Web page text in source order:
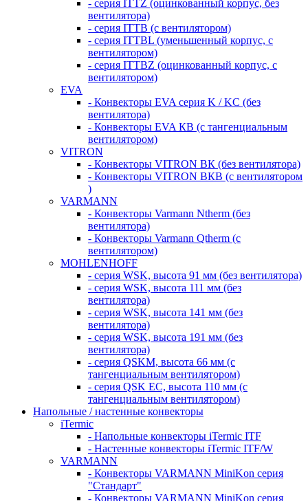
- серия ITTZ (оцинкованный корпус, без
вентилятора)
- серия ITTB (с вентилятором)
- серия ITTBL (уменьшенный корпус, с
вентилятором)
- серия ITTBZ (оцинкованный корпус, с
вентилятором)
EVA
- Конвекторы EVA серия K / KC (без
вентилятора)
- Конвекторы EVA КВ (с тангенциальным
вентилятором)
VITRON
- Конвекторы VITRON ВК (без вентилятора)
- Конвекторы VITRON ВКВ (с вентилятором
)
VARMANN
- Конвекторы Varmann Ntherm (без
вентилятора)
- Конвекторы Varmann Qtherm (с
вентилятором)
MOHLENHOFF
- серия WSK, высота 91 мм (без вентилятора)
- серия WSK, высота 111 мм (без
вентилятора)
- серия WSK, высота 141 мм (без
вентилятора)
- серия WSK, высота 191 мм (без
вентилятора)
- серия QSKM, высота 66 мм (с
тангенциальным вентилятором)
- серия QSK EC, высота 110 мм (с
тангенциальным вентилятором)
Напольные / настенные конвекторы
iTermic
- Напольные конвекторы iTermic ITF
- Настенные конвекторы iTermic ITF/W
VARMANN
- Конвекторы VARMANN MiniKon серия
"Стандарт"
- Конвекторы VARMANN MiniKon серия